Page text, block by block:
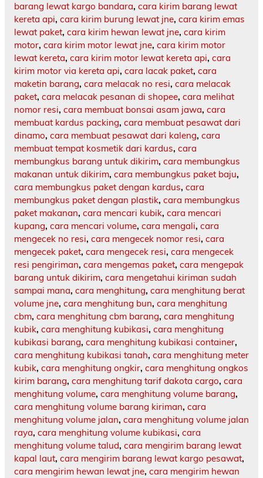
barang lewat kargo bandara, cara kirim barang lewat
kereta api, cara kirim burung lewat jne, cara kirim emas
lewat paket, cara kirim hewan lewat jne, cara kirim
motor, cara kirim motor lewat jne, cara kirim motor
lewat kereta, cara kirim motor lewat kereta api, cara
kirim motor via kereta api, cara lacak paket, cara
maketin barang, cara melacak no resi, cara melacak
paket, cara melacak pesanan di shopee, cara melihat
nomor resi, cara membuat bonsai asam jawa, cara
membuat kardus packing, cara membuat pesawat dari
dinamo, cara membuat pesawat dari kaleng, cara
membuat tempat kosmetik dari kardus, cara
membungkus barang untuk dikirim, cara membungkus
makanan untuk dikirim, cara membungkus paket baju,
cara membungkus paket dengan kardus, cara
membungkus paket dengan plastik, cara membungkus
paket makanan, cara mencari kubik, cara mencari
kupang, cara mencari volume, cara mengali, cara
mengecek no resi, cara mengecek nomor resi, cara
mengecek paket, cara mengecek resi, cara mengecek
resi pengiriman, cara mengemas paket, cara mengepak
barang untuk dikirim, cara mengetahui kiriman sudah
sampai mana, cara menghitung, cara menghitung berat
volume jne, cara menghitung bun, cara menghitung
cbm, cara menghitung cbm barang, cara menghitung
kubik, cara menghitung kubikasi, cara menghitung
kubikasi barang, cara menghitung kubikasi container,
cara menghitung kubikasi tanah, cara menghitung meter
kubik, cara menghitung ongkir, cara menghitung ongkos
kirim barang, cara menghitung tarif dakota cargo, cara
menghitung volume, cara menghitung volume barang,
cara menghitung volume barang kiriman, cara
menghitung volume jalan, cara menghitung volume jalan
raya, cara menghitung volume kubikasi, cara
menghitung volume talud, cara mengirim barang lewat
kapal laut, cara mengirim barang lewat kargo pesawat,
cara mengirim hewan lewat jne, cara mengirim hewan